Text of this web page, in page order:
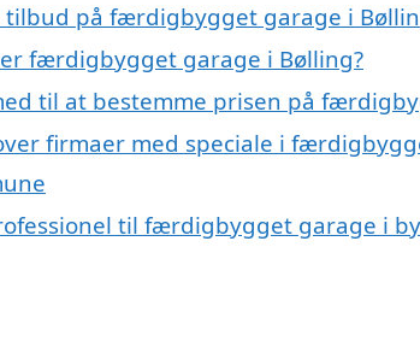
tilbud på færdigbygget garage i
færdigbygget garage i Bølling?
til at bestemme prisen på
firmaer med speciale i
til færdigbygget garage i